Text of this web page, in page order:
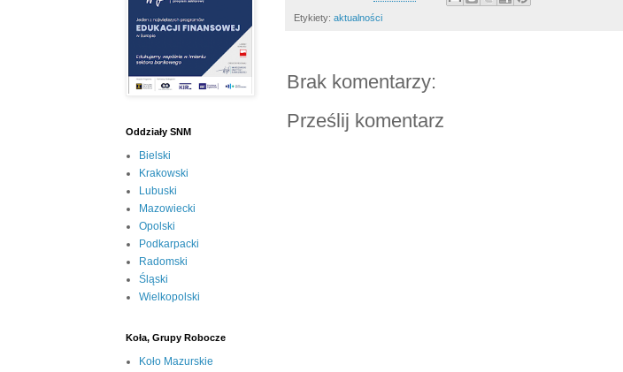
Etykiety: aktualności
Brak komentarzy:
Prześlij komentarz
Oddziały SNM
Bielski
Krakowski
Lubuski
Mazowiecki
Opolski
Podkarpacki
Radomski
Śląski
Wielkopolski
Koła, Grupy Robocze
Koło Mazurskie